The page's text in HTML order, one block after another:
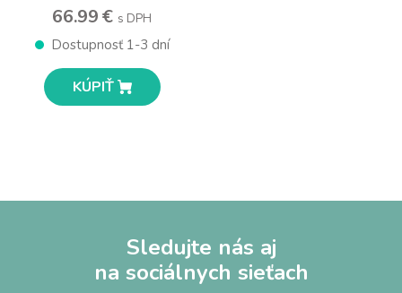
66.99 € s DPH
Dostupnosť 1-3 dní
KÚPIŤ
Sledujte nás aj
na sociálnych sieťach